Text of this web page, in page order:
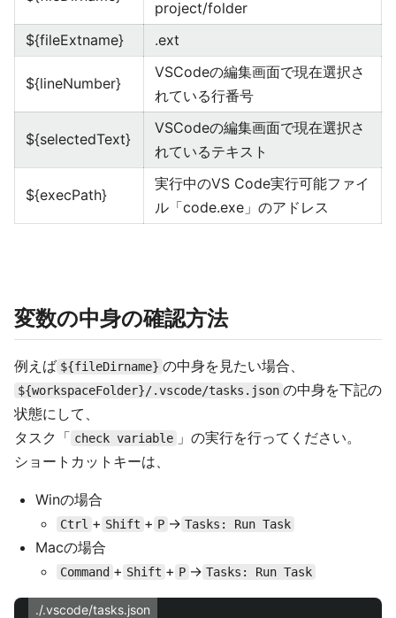
project/folder
${fileExtname}
.ext
${lineNumber}
VSCodeの編集画面で現在選択さ
れている行番号
${selectedText}
VSCodeの編集画面で現在選択さ
れているテキスト
${execPath}
実行中のVS Code実行可能ファイ
ル「code.exe」のアドレス
変数の中身の確認方法
例えば ${fileDirname} の中身を見たい場合、
${workspaceFolder}/.vscode/tasks.json の中身を下記の
状態にして、
タスク「 check variable 」の実行を行ってください。
ショートカットキーは、
Winの場合
Ctrl + Shift + P → Tasks: Run Task
Macの場合
Command + Shift + P → Tasks: Run Task
./.vscode/tasks.json